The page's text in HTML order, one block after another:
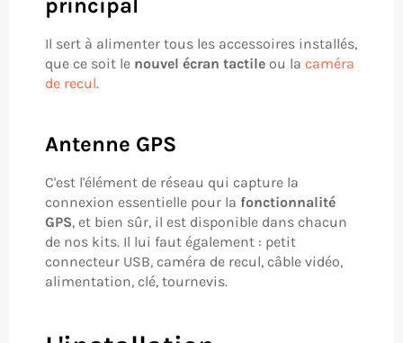
Il sert à alimenter tous les accessoires installés,
que ce soit le nouvel écran tactile ou la caméra
de recul.
Antenne GPS
C'est l'élément de réseau qui capture la
connexion essentielle pour la fonctionnalité
GPS, et bien sûr, il est disponible dans chacun
de nos kits. Il lui faut également : petit
connecteur USB, caméra de recul, câble vidéo,
alimentation, clé, tournevis.